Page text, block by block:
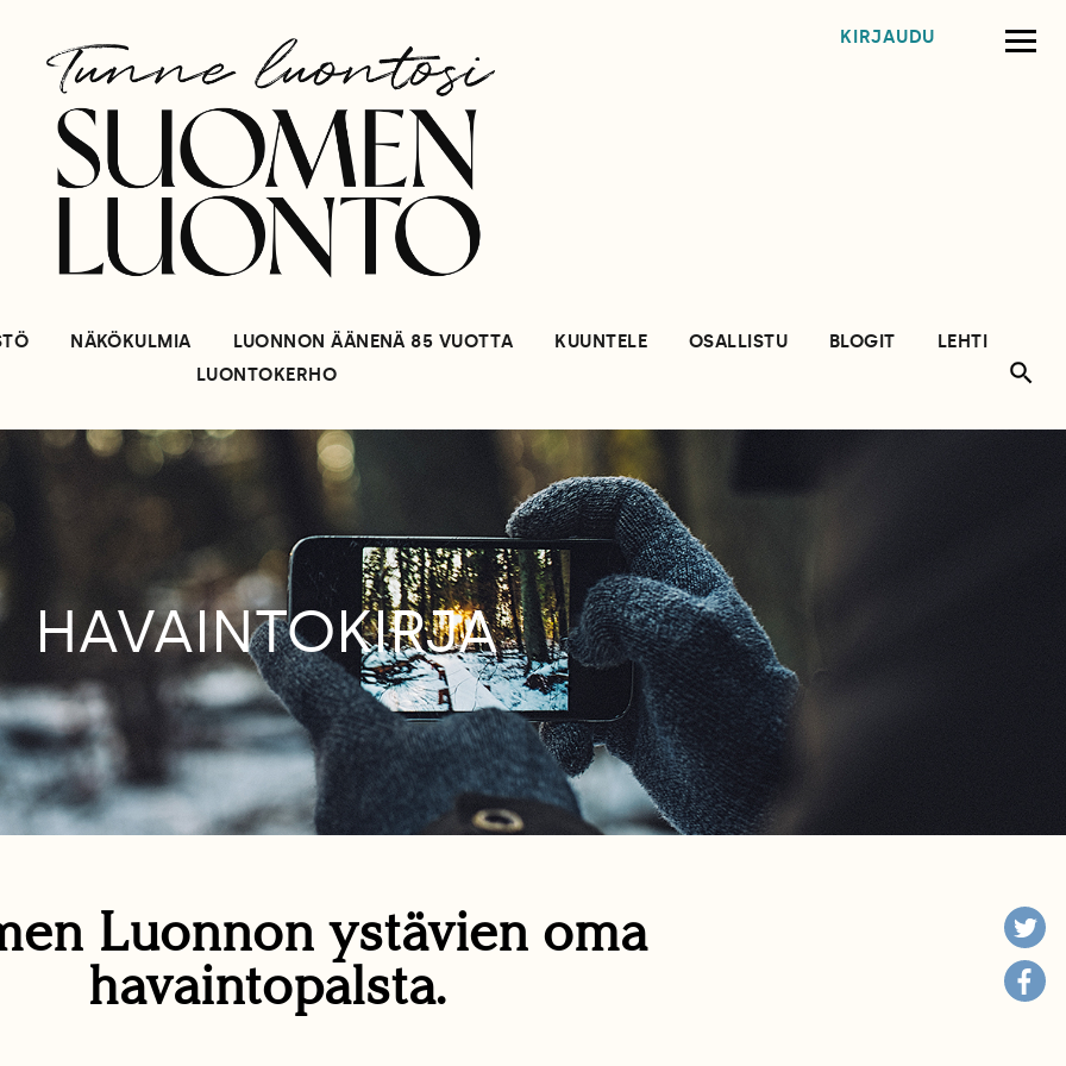
KIRJAUDU
NÄKÖKULMIA LUONNON ÄÄNENÄ 85 VUOTTA KUUNTELE OSALLISTU BLOGIT
LEHTI
LUONTOKERHO
HAVAINTOKIRJA
Luonnon ystävien oma
havaintopalsta.